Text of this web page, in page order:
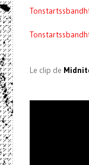
Le clip de